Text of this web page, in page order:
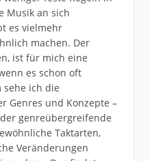
Musik an sich
es vielmehr
machen. Der
ist für mich eine
es schon oft
sehe ich die
Genres und Konzepte –
genreübergreifende
Taktarten,
Veränderungen